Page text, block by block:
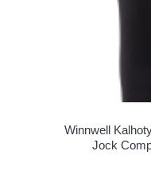
Winnwell
Jock